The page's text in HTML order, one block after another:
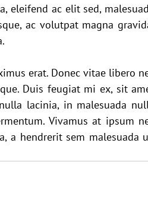
eleifend ac elit sed,
ac volutpat magna
erat. Donec vitae libero
Duis feugiat mi ex, sit
lacinia, in malesuada
Vivamus at ipsum
a hendrerit sem malesuada